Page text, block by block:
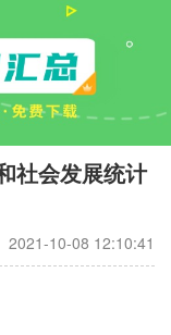
社会发展统计
2021-10-08 12:10:41